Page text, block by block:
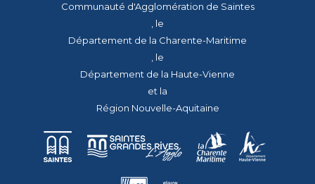
Communauté d'Agglomération de Saintes
, le
Département de la Charente-Maritime
, le
Département de la Haute-Vienne
et la
Région Nouvelle-Aquitaine